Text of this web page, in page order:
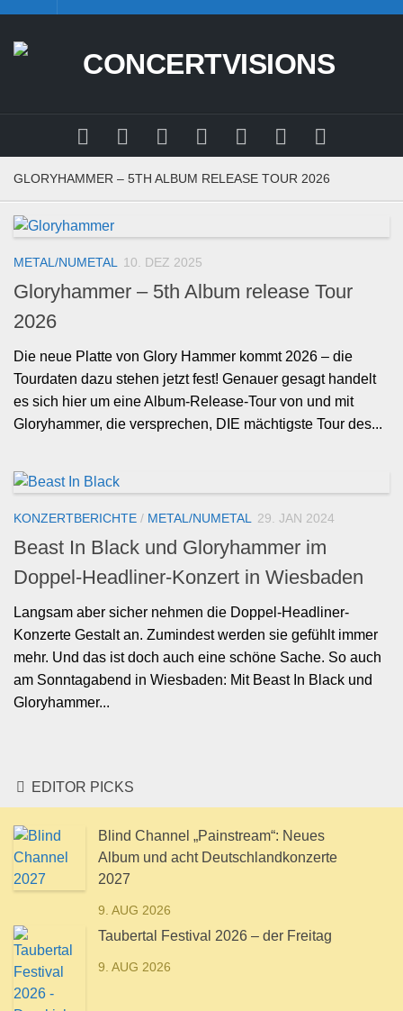
content
GLORYHAMMER – 5TH ALBUM RELEASE TOUR 2026
METAL/NUMETAL 10. DEZ 2025
Gloryhammer – 5th Album release Tour
2026
Die neue Platte von Glory Hammer kommt 2026 – die
Tourdaten dazu stehen jetzt fest! Genauer gesagt handelt
es sich hier um eine Album-Release-Tour von und mit
Gloryhammer, die versprechen, DIE mächtigste Tour des...
KONZERTBERICHTE / METAL/NUMETAL 29. JAN 2024
Beast In Black und Gloryhammer im
Doppel-Headliner-Konzert in Wiesbaden
Langsam aber sicher nehmen die Doppel-Headliner-
Konzerte Gestalt an. Zumindest werden sie gefühlt immer
mehr. Und das ist doch auch eine schöne Sache. So auch
am Sonntagabend in Wiesbaden: Mit Beast In Black und
Gloryhammer...
EDITOR PICKS
Blind Channel „Painstream“: Neues
Album und acht Deutschlandkonzerte
2027
9. AUG 2026
Taubertal Festival 2026 – der Freitag
9. AUG 2026